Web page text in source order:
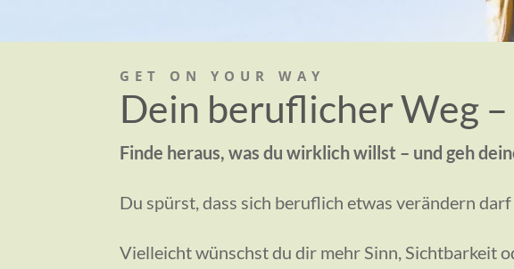
GET ON YOUR WAY
Dein beruflicher Weg
Finde heraus, was du wirklich willst – und geh
Du spürst, dass sich beruflich etwas verändern
Vielleicht wünschst du dir mehr Sinn, Sichtbarkeit